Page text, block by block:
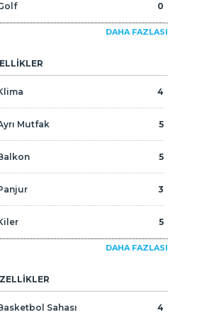
0
DAHA FAZLASI
4
Mutfak 5
5
3
5
DAHA FAZLASI
Sahası 4